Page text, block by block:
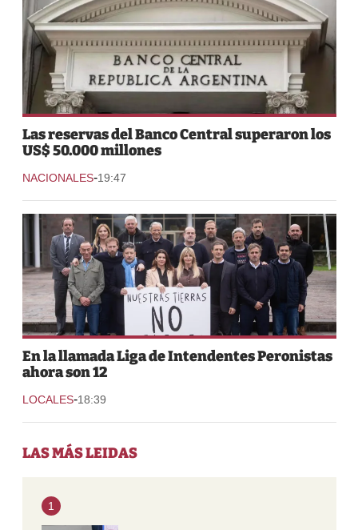
Las reservas del Banco Central superaron los
US$ 50.000 millones
NACIONALES-19:47
En la llamada Liga de Intendentes Peronistas
ahora son 12
LOCALES-18:39
LAS MÁS LEIDAS
1